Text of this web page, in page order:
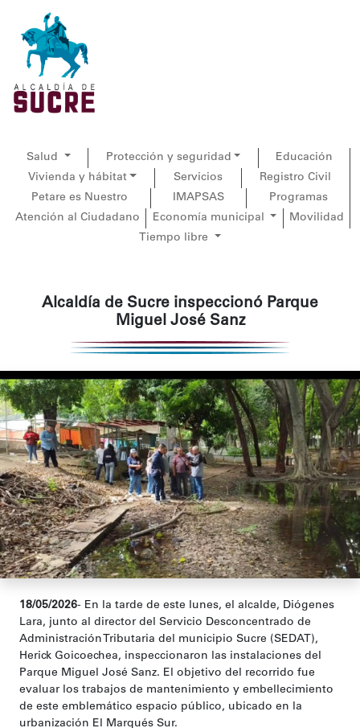
Salud Protección y seguridad
Educación
Vivienda y hábitat
Servicios
Registro Civil
Petare es Nuestro
IMAPSAS
Programas
Atención al Ciudadano
Economía municipal
Movilidad
Tiempo libre
Alcaldía de Sucre inspeccionó Parque
Miguel José Sanz
18/05/2026- En la tarde de este lunes, el alcalde, Diógenes
Lara, junto al director del Servicio Desconcentrado de
Administración Tributaria del municipio Sucre (SEDAT),
Herick Goicoechea, inspeccionaron las instalaciones del
Parque Miguel José Sanz. El objetivo del recorrido fue
evaluar los trabajos de mantenimiento y embellecimiento
de este emblemático espacio público, ubicado en la
urbanización El Marqués Sur.